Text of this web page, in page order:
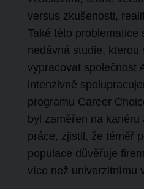
versus zkušenosti,
Také této problematice
nedávná studie, kterou
vypracovat společnost
intenzivně
programu Career
byl zaměřen na kariéru
práce, zjistil, že téměř
populace důvěřuje
více než univerzitnímu